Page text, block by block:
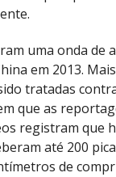
uma onda de
em 2013.
tratadas
que as
registram que
até 200
de